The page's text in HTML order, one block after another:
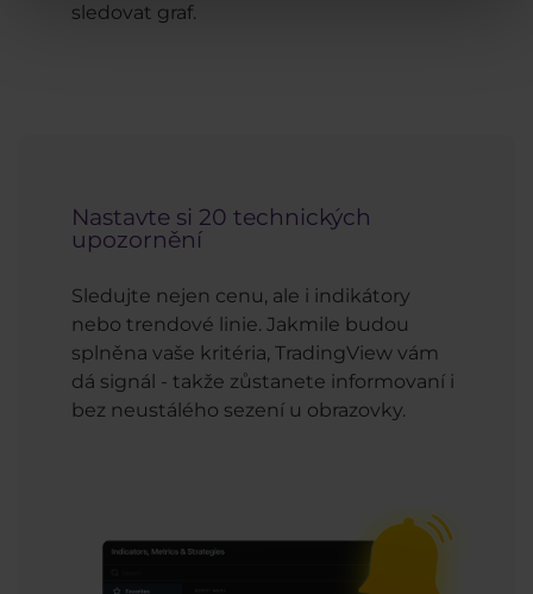
sledovat graf.
Nastavte si 20 technických
upozornění
Sledujte nejen cenu, ale i indikátory
nebo trendové linie. Jakmile budou
splněna vaše kritéria, TradingView vám
dá signál - takže zůstanete informovaní i
bez neustálého sezení u obrazovky.